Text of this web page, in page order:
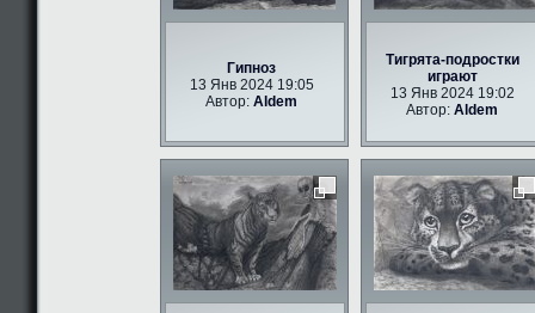
Гипноз
13 Янв 2024 19:05
Автор:Aldem
Тигрята-подростки
играют
13 Янв 2024 19:02
Автор:Aldem